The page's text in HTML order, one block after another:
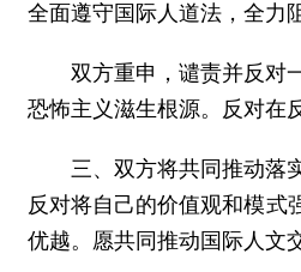
全面遵守国际人道法，全力
双方重申，谴责并反对
恐怖主义滋生根源。反对在
三、双方将共同推动落
反对将自己的价值观和模式
优越。愿共同推动国际人文